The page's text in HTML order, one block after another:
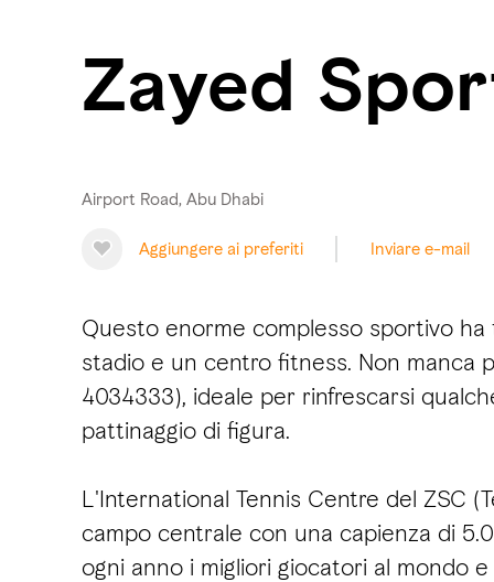
Zayed
Airport Road, Abu Dhabi
Aggiungere ai preferiti Inviare e-mail
Questo enorme complesso sportivo
stadio e un centro fitness. Non manca
4034333), ideale per rinfrescarsi
pattinaggio di figura.
L'International Tennis Centre del ZSC
campo centrale con una capienza di
ogni anno i migliori giocatori al mondo